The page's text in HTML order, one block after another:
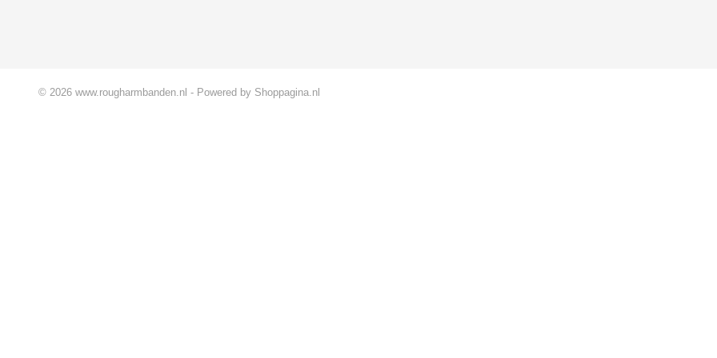
© 2026 www.rougharmbanden.nl - Powered by Shoppagina.nl